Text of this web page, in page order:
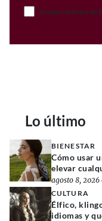
Acepto el Aviso de
Lo último
BIENESTAR
Cómo usar
elevar
agosto 8, 2026
CULTURA
Élfico,
idiomas y